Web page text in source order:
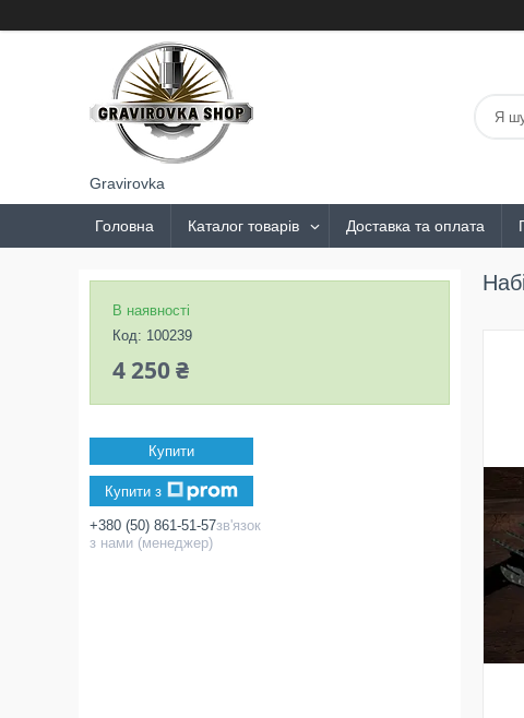
Gravirovka
Головна Каталог товарів Доставка та оплата
В наявності
Код: 100239
4 250 ₴
Купити
Купити з
+380 (50) 861-51-57зв'язок
з нами (менеджер)